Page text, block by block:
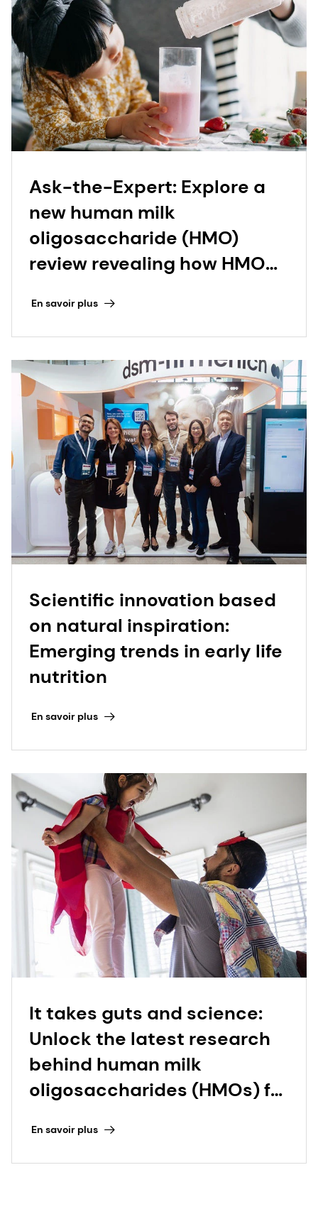
Ask-the-Expert: Explore a
new human milk
oligosaccharide (HMO)
review revealing how HMO
infant health
En savoir plus
Scientific innovation based
on natural inspiration:
Emerging trends in early life
nutrition
En savoir plus
It takes guts and science:
Unlock the latest research
behind human milk
oligosaccharides (HMOs) for
En savoir plus